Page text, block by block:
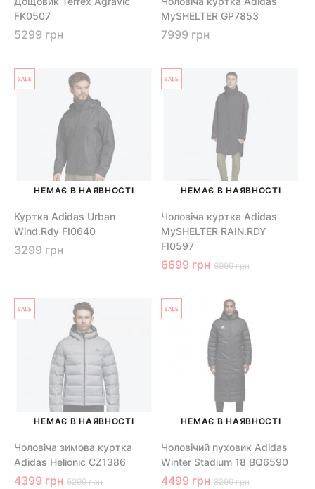
FK0507
5299 грн
MySHELTER GP7853
7999 грн
НЕМАЄ В НАЯВНОСТІ
Куртка Adidas Urban
Wind.Rdy FI0640
3299 грн
НЕМАЄ В НАЯВНОСТІ
Чоловіча куртка Adidas
MySHELTER RAIN.RDY
FI0597
6699 грн 6999 грн
НЕМАЄ В НАЯВНОСТІ
Чоловіча зимова куртка
Adidas Helionic CZ1386
4399 грн 5299 грн
НЕМАЄ В НАЯВНОСТІ
Чоловічий пуховик Adidas
Winter Stadium 18 BQ6590
4499 грн 8299 грн